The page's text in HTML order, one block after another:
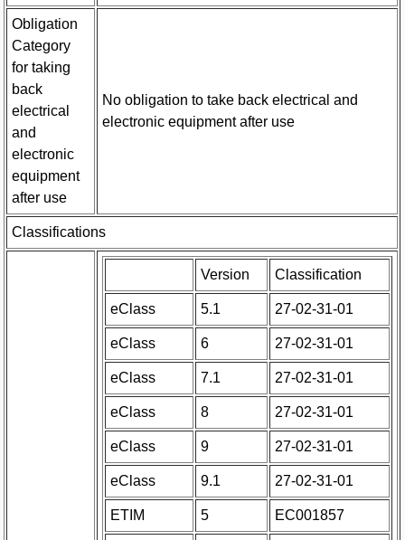
Obligation
Category
for taking
back
electrical
and
electronic
equipment
after use
No obligation to take back electrical and
electronic equipment after use
Classifications
Version Classification
eClass 5.1 27-02-31-01
eClass 6 27-02-31-01
eClass 7.1 27-02-31-01
eClass 8 27-02-31-01
eClass 9 27-02-31-01
eClass 9.1 27-02-31-01
ETIM 5 EC001857